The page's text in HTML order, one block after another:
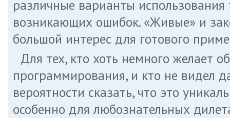
различные варианты
возникающих ошибок. «Живые» и
большой интерес для готового
Для тех, кто хоть немного желает
программирования, и кто не видел
вероятности сказать, что это
особенно для любознательных